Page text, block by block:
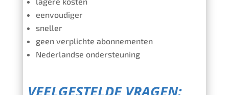
eenvoudiger
sneller
geen verplichte abonnementen
Nederlandse ondersteuning
VEELGESTELDE VRAGEN: